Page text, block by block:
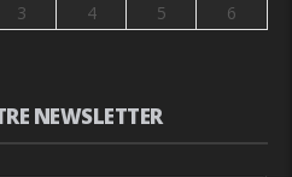
3 4 5 6
NEWSLETTER